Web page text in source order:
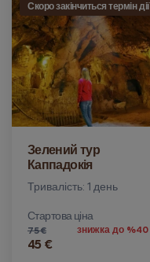
Скоро закінчиться термін дії
Зелений тур
Каппадокія
Тривалість: 1 день
Стартова ціна
75 €
45 €
знижка до %40